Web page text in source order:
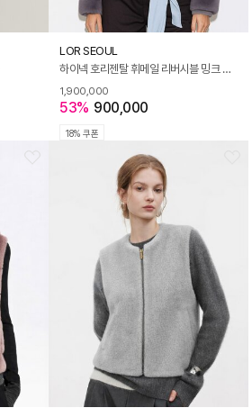
LOR SEOUL
하이넥 호리젠탈 휘메일 리버시블 밍크 코트_SOJK250102
1,900,000
53% 900,000
18% 쿠폰